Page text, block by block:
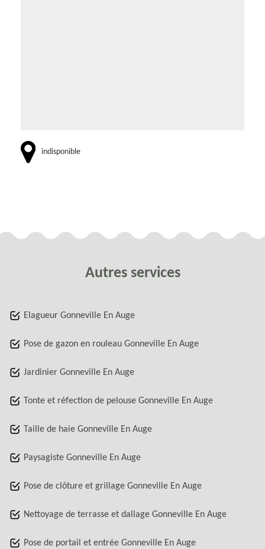
indisponible
Autres services
Elagueur Gonneville En Auge
Pose de gazon en rouleau Gonneville En Auge
Jardinier Gonneville En Auge
Tonte et réfection de pelouse Gonneville En Auge
Taille de haie Gonneville En Auge
Paysagiste Gonneville En Auge
Pose de clôture et grillage Gonneville En Auge
Nettoyage de terrasse et dallage Gonneville En Auge
Pose de portail et entrée Gonneville En Auge